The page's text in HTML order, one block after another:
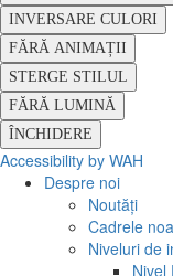
INVERSARE CULORI
FĂRĂ ANIMAȚII
STERGE STILUL
FĂRĂ LUMINĂ
ÎNCHIDERE
Accessibility by WAH
Despre noi
Noutăți
Cadrele
Niveluri de
Nivel